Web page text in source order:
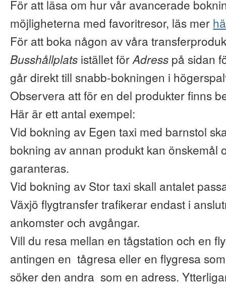
För att läsa om hur vår avancerade
möjligheterna med favoritresor, läs mer
För att boka någon av våra
Busshållplats istället förAdress på sidan
går direkt till snabb-bokningen i
Observera att för en del produkter finns
Här är ett antal exempel:
Vid bokning av Egen taxi med barnstol
bokning av annan produkt kan önskemål
garanteras.
Vid bokning av Stor taxi skall antalet
Växjö flygtransfer trafikerar endast i
ankomster och avgångar.
Vill du resa mellan en tågstation och en
antingen en tågresa eller en flygresa
söker den andra som en adress.